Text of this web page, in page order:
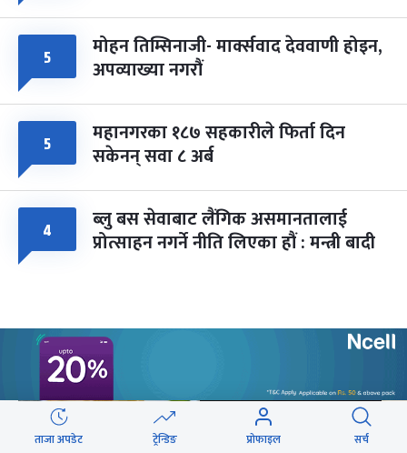
५ मोहन तिम्सिनाजी- मार्क्सवाद देववाणी होइन,
अपव्याख्या नगरौं
५ महानगरका १८७ सहकारीले फिर्ता दिन
सकेनन् सवा ८ अर्ब
४ ब्लु बस सेवाबाट लैंगिक असमानतालाई
प्रोत्साहन नगर्ने नीति लिएका हौं : मन्त्री बादी
वेबस्टोरिज
ताजा अपडेट ट्रेन्डिङ प्रोफाइल सर्च